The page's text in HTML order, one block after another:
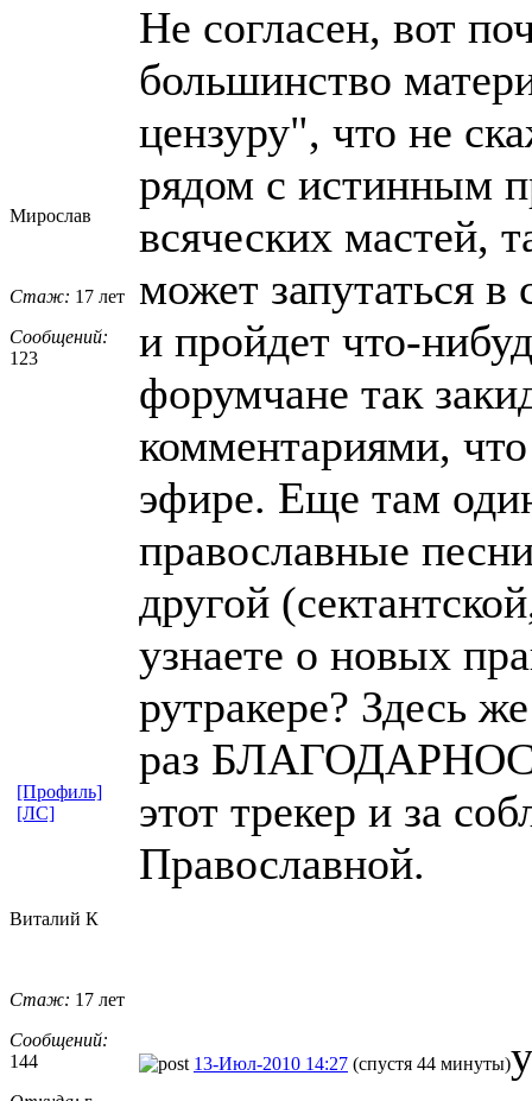
Мирослав
Стаж: 17 лет
Сообщений:
123
Не согласен, вот
большинство
цензуру", что не
рядом с истинным
всяческих мастей,
может запутаться в
и пройдет что-
форумчане так
комментариями,
эфире. Еще там
православные
другой
узнаете о новых
рутракере? Здесь
раз
этот трекер и за
Православной.
[Профиль]
[ЛС]
Виталий К
Стаж: 17 лет
Сообщений:
144
13-Июл-2010 14:27 (спустя 44 минуты)